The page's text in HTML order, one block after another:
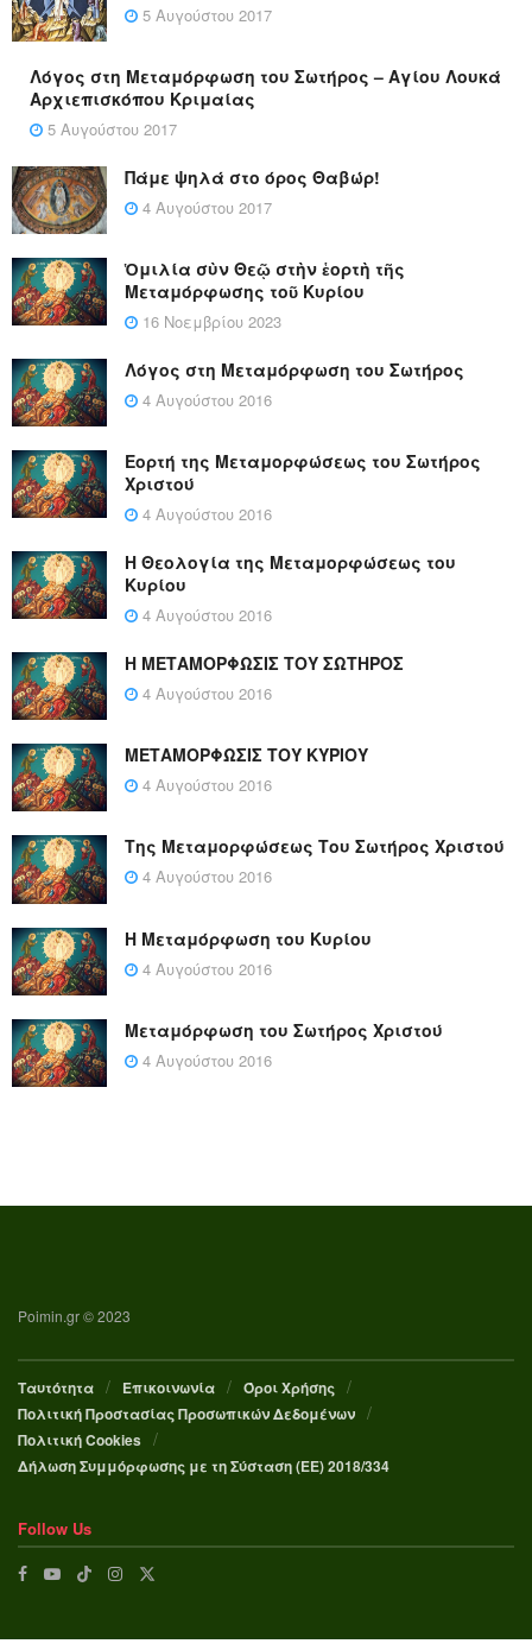
5 Αυγούστου 2017
Λόγος στη Μεταμόρφωση του Σωτήρος – Αγίου Λουκά
Αρχιεπισκόπου Κριμαίας
5 Αυγούστου 2017
Πάμε ψηλά στο όρος Θαβώρ!
4 Αυγούστου 2017
Ὁμιλία σὺν Θεῷ στὴν ἑορτὴ τῆς
Μεταμόρφωσης τοῦ Κυρίου
16 Νοεμβρίου 2023
Λόγος στη Μεταμόρφωση του Σωτήρος
4 Αυγούστου 2016
Εορτή της Μεταμορφώσεως του Σωτήρος
Χριστού
4 Αυγούστου 2016
Η Θεολογία της Μεταμορφώσεως του
Κυρίου
4 Αυγούστου 2016
Η ΜΕΤΑΜΟΡΦΩΣΙΣ ΤΟΥ ΣΩΤΗΡΟΣ
4 Αυγούστου 2016
ΜΕΤΑΜΟΡΦΩΣΙΣ ΤΟΥ ΚΥΡΙΟΥ
4 Αυγούστου 2016
Της Μεταμορφώσεως Του Σωτήρος Χριστού
4 Αυγούστου 2016
Η Μεταμόρφωση του Κυρίου
4 Αυγούστου 2016
Μεταμόρφωση του Σωτήρος Χριστού
4 Αυγούστου 2016
Poimin.gr © 2023
Ταυτότητα Επικοινωνία
Όροι Χρήσης
Πολιτική Προστασίας Προσωπικών Δεδομένων
Πολιτική Cookies
Δήλωση Συμμόρφωσης με τη Σύσταση (ΕΕ) 2018/334
Follow Us